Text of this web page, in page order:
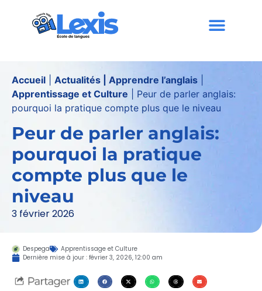
Accueil Actualités | Apprendre l’anglais
Apprentissage et Culture
Peur de parler anglais:
pourquoi la pratique compte plus que le niveau
Peur de parler anglais:
pourquoi la pratique
compte plus que le
niveau
3 février 2026
Despega
Apprentissage et Culture
Dernière mise à jour : février 3, 2026, 12:00 am